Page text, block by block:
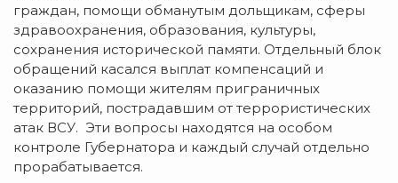
граждан, помощи обманутым дольщикам, сферы
здравоохранения, образования, культуры,
сохранения исторической памяти. Отдельный блок
обращений касался выплат компенсаций и
оказанию помощи жителям приграничных
территорий, пострадавшим от террористических
атак ВСУ. Эти вопросы находятся на особом
контроле Губернатора и каждый случай отдельно
прорабатывается.